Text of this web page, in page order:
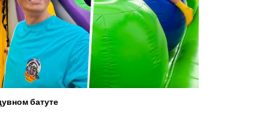
батуте